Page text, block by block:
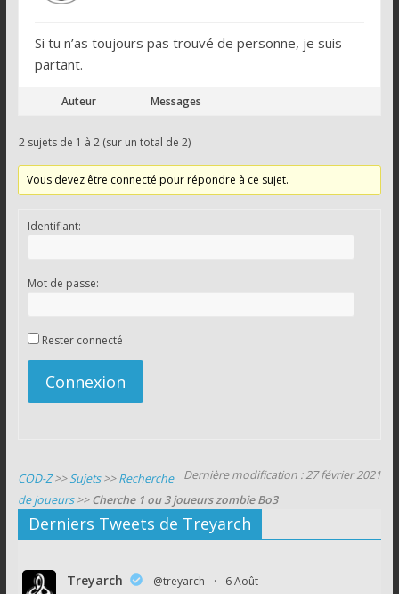
Si tu n’as toujours pas trouvé de personne, je suis
partant.
Auteur Messages
2 sujets de 1 à 2 (sur un total de 2)
Vous devez être connecté pour répondre à ce sujet.
Identifiant:
Mot de passe:
Rester connecté
Connexion
Dernière modification : 27 février 2021
COD-Z>>Sujets>>Recherche
de joueurs>>Cherche 1 ou 3 joueurs zombie Bo3
Derniers Tweets de Treyarch
Treyarch @treyarch · 6 Août